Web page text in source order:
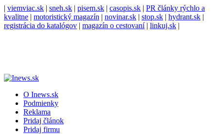
| viemviac.sk | sneh.sk | pisem.sk | casopis.sk | PR články rýchlo a
kvalitne | motoristický magazín | novinar.sk | stop.sk | hydrant.sk |
registrácia do katalógov | magazín o cestovaní| linkuj.sk |
O Inews.sk
Podmienky
Reklama
Pridaj článok
Pridaj firmu